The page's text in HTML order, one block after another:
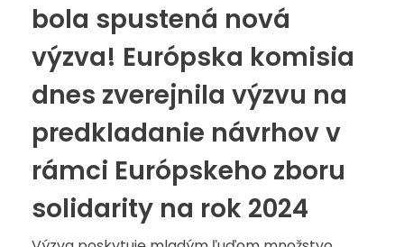
bola spustená nová
výzva! Európska komisia
dnes zverejnila výzvu na
predkladanie návrhov v
rámci Európskeho zboru
solidarity na rok 2024